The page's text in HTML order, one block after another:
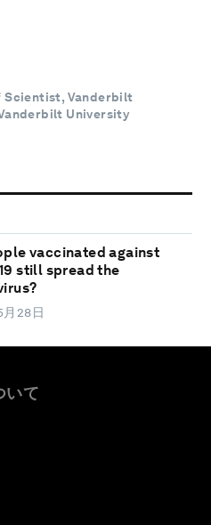
Scientist, Vanderbilt
University
vaccinated against
still spread the
28日
いて